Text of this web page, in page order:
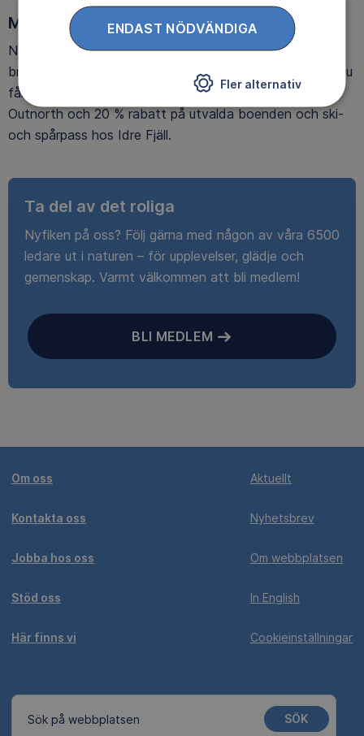
Medlemsförmåner
När du blir medlem får du Magasin Friluftsliv i din
brevlåda, med tips, tester och inspirerande reportage. Du
får också fina rabatter, som upp till 25% rabatt på
Outnorth och 20 % rabatt på utvalda boenden och ski-
och spårpass hos Idre Fjäll.
Ta del av det roliga
Nyfiken på oss? Följ gärna med någon av våra 6500
ledare ut i naturen – för upplevelser, glädje och
gemenskap. Varmt välkommen att bli medlem!
BLI MEDLEM
Om oss
Kontakta oss
Jobba hos oss
Stöd oss
Här finns vi
Aktuellt
Nyhetsbrev
Om webbplatsen
In English
Cookieinställningar
Sök på webbplatsen SÖK
ENDAST NÖDVÄNDIGA
Fler alternativ